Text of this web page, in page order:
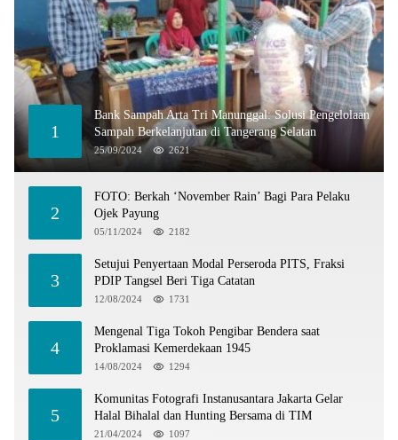
1
Bank Sampah Arta Tri Manunggal: Solusi Pengelolaan
Sampah Berkelanjutan di Tangerang Selatan
25/09/2024 2621
2
FOTO: Berkah ‘November Rain’ Bagi Para Pelaku
Ojek Payung
05/11/2024 2182
3
Setujui Penyertaan Modal Perseroda PITS, Fraksi
PDIP Tangsel Beri Tiga Catatan
12/08/2024 1731
4
Mengenal Tiga Tokoh Pengibar Bendera saat
Proklamasi Kemerdekaan 1945
14/08/2024 1294
5
Komunitas Fotografi Instanusantara Jakarta Gelar
Halal Bihalal dan Hunting Bersama di TIM
21/04/2024 1097